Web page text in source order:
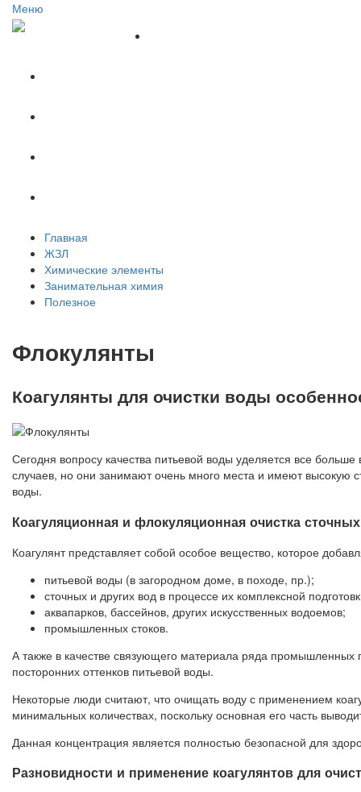
Меню
Главная
ЖЗЛ
Химические элементы
Занимательная химия
Полезное
Флокулянты
Коагулянты для очистки воды
Сегодня вопросу качества питьевой воды уделяется все
случаев, но они занимают очень много места и имеют высокую
воды.
Коагуляционная и флокуляционная очистка
Коагулянт представляет собой особое вещество, которое
питьевой воды (в загородном доме, в походе, пр.);
сточных и других вод в процессе их комплексной
аквапарков, бассейнов, других искусственных водоемов;
промышленных стоков.
А также в качестве связующего материала ряда промышленных
посторонних оттенков питьевой воды.
Некоторые люди считают, что очищать воду с применением
минимальных количествах, поскольку основная его часть
Данная концентрация является полностью безопасной для
Разновидности и применение коагулянтов для